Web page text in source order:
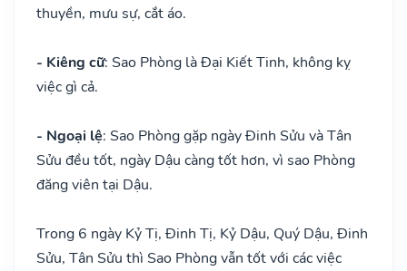
thuyền, mưu sự, cắt áo.
- Kiêng cữ: Sao Phòng là Đại Kiết Tinh, không kỵ
việc gì cả.
- Ngoại lệ: Sao Phòng gặp ngày Đinh Sửu và Tân
Sửu đều tốt, ngày Dậu càng tốt hơn, vì sao Phòng
đăng viên tại Dậu.
Trong 6 ngày Kỷ Tị, Đinh Tị, Kỷ Dậu, Quý Dậu, Đinh
Sửu, Tân Sửu thì Sao Phòng vẫn tốt với các việc